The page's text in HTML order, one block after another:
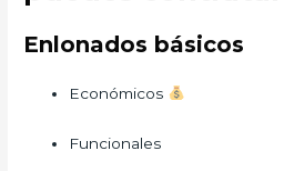
Enlonados básicos
Económicos
Funcionales